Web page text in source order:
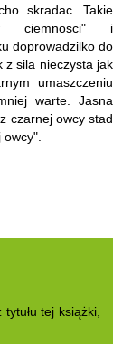
skradac. Takie
ciemnosci" i
doprowadzilko do
z sila nieczysta jak
umaszczeniu
warte. Jasna
czarnej owcy stad
tej książki,